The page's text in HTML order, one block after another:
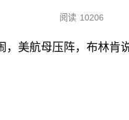
阅读 10206
，美航母压阵，布林肯